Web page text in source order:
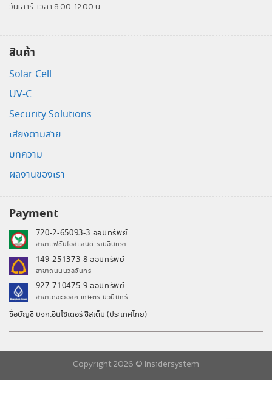
วันเสาร์ เวลา 8.00-12.00 น
สินค้า
Solar Cell
UV-C
Security Solutions
เสียงตามสาย
บทความ
ผลงานของเรา
Payment
720-2-65093-3 ออมทรัพย์
สาขาแฟชั่นไอส์แลนด์ รามอินทรา
149-251373-8 ออมทรัพย์
สาขาถนนนวลจันทร์
927-710475-9 ออมทรัพย์
สาขาเดอะวอล์ค เกษตร-นวมินทร์
ชื่อบัญชี บจก.อินไซเดอร์ ซิสเต็ม (ประเทศไทย)
Copyright 2026 © Insidersystem